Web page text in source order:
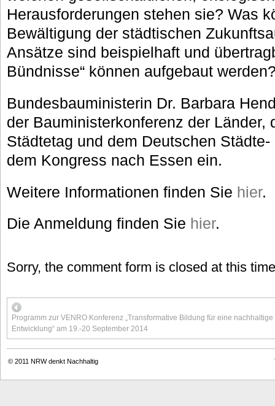
Herausforderungen stehen sie? Was
Bewältigung der städtischen
Ansätze sind beispielhaft und
Bündnisse“ können aufgebaut
Bundesbauministerin Dr. Barbara
der Bauministerkonferenz der Länder,
Städtetag und dem Deutschen
dem Kongress nach Essen ein.
Weitere Informationen finden Sie hier.
Die Anmeldung finden Sie hier.
Sorry, the comment form is closed at this
Programm zur VENRO Konferenz „Transformative Bildung für eine nachhaltige
Entwicklung“ am 19.-20 September 2014
© 2011 NRW denkt Nachhaltig